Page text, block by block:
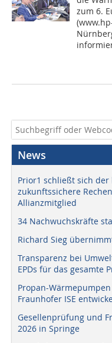
zum 6.
News
Prior1 schließt sich
zukunftssichere
Allianzmitglied
34 Nachwuchskräfte
Richard Sieg
Transparenz bei
EPDs für das gesamte
Propan-
Fraunhofer ISE
Gesellenprüfung und
2026 in Springe